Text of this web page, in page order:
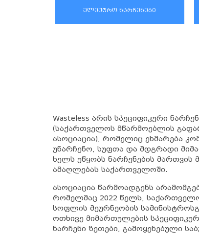
ელექტრო ნარჩენები
Wasteless არის სპეციფიკური
(საქართველოს მწარმოებლის
ასოციაცია), რომელიც ეხმარება
უნარჩენო, სუფთა და მდგრადი
ხელს უწყობს ნარჩენების
ამაღლებას საქართველოში.
ასოციაცია წარმოადგენს
რომელმაც 2022 წელს,
სოფლის მეურნეობის
ოთხივე მიმართულების
ნარჩენი ზეთები, გამოყენებული